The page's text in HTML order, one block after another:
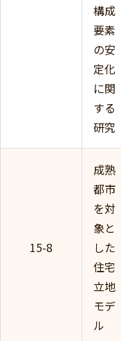
構成
要素
の安
定化
に関
する
研究
15-8
成熟
都市
を対
象と
した
住宅
立地
モデ
ル